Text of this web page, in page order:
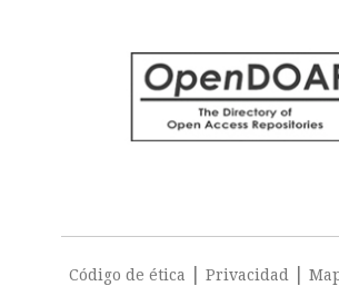
Código de ética Privacidad